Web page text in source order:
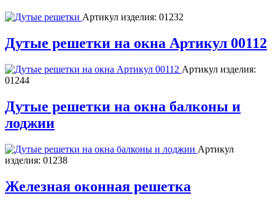
Артикул изделия: 01232
Дутые решетки на окна Артикул 00112
Артикул изделия:
01244
Дутые решетки на окна балконы и
лоджии
Артикул
изделия: 01238
Железная оконная решетка